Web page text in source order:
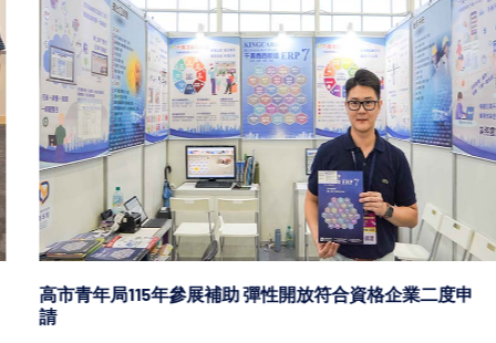
高市青年局115年參展補助 彈性開放符合資格企業二度申